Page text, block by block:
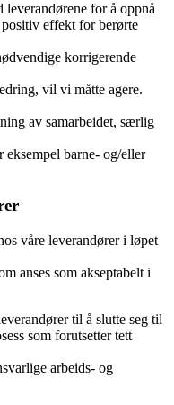
leverandørene for å oppnå
effekt for berørte
korrigerende
vil vi måtte agere.
av samarbeidet, særlig
barne- og/eller
våre leverandører i løpet
anses som akseptabelt i
til å slutte seg til
som forutsetter tett
arbeids- og